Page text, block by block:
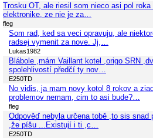
Trosku OT, ale riesil som nieco asi pol
elektronike, ze nie je za…
fleg
Som rad, ked sa veci opravuju, ale
radsej vymenit za nove. Jj,…
Lukas1982
Blábole ,mám Vaillant kotel ,origo SRN
spolehlivostí předčí ty nov…
E250TD
No vidis, ja mam novy kotol 8 rokov a
problemov nemam, cim to asi bude?…
fleg
Odpověď nebyla určena tobě ,to sis snad
,že píšu ...Existují i ti ,c…
E250TD